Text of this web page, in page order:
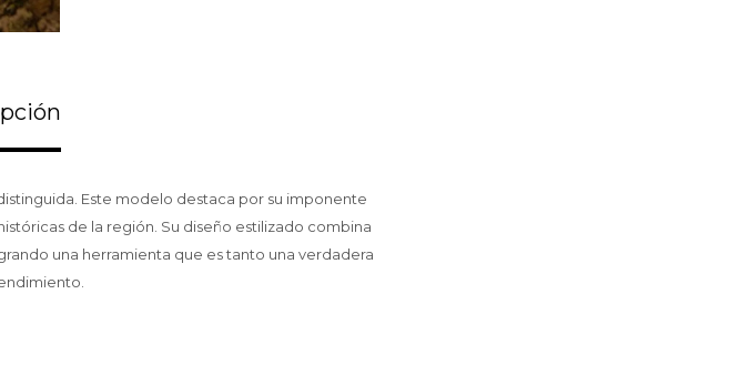
Este modelo destaca por su imponente
de la región. Su diseño estilizado combina
una herramienta que es tanto una verdadera